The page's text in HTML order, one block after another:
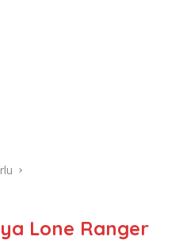
Lone Ranger